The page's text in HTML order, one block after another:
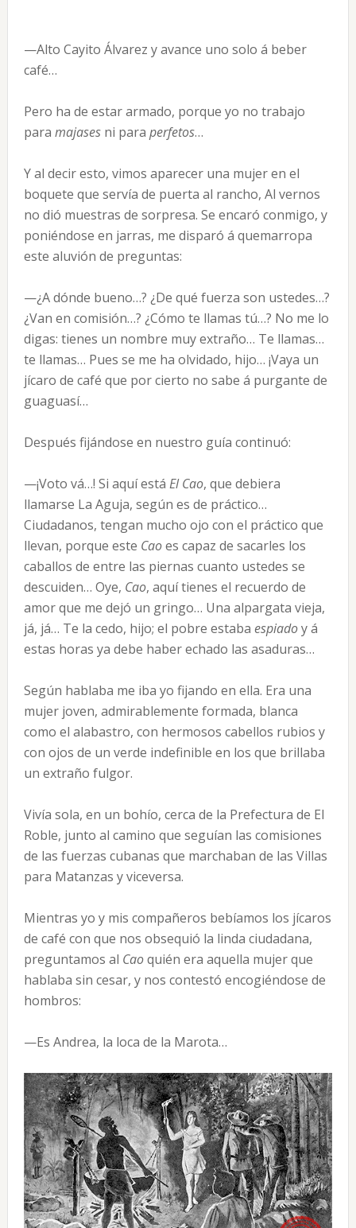
—Alto Cayito Álvarez y avance uno solo á beber
café…
Pero ha de estar armado, porque yo no trabajo
para majasesni para perfetos…
Y al decir esto, vimos aparecer una mujer en el
boquete que servía de puerta al rancho, Al vernos
no dió muestras de sorpresa. Se encaró conmigo, y
poniéndose en jarras, me disparó á quemarropa
este aluvión de preguntas:
—¿A dónde bueno…? ¿De qué fuerza son ustedes…?
¿Van en comisión…? ¿Cómo te llamas tú…? No me lo
digas: tienes un nombre muy extraño… Te llamas…
te llamas… Pues se me ha olvidado, hijo… ¡Vaya un
jícaro de café que por cierto no sabe á purgante de
guaguasí…
Después fijándose en nuestro guía continuó:
—¡Voto vá…! Si aquí está El Cao, que debiera
llamarse La Aguja, según es de práctico…
Ciudadanos, tengan mucho ojo con el práctico que
llevan, porque este Caoes capaz de sacarles los
caballos de entre las piernas cuanto ustedes se
descuiden… Oye, Cao, aquí tienes el recuerdo de
amor que me dejó un gringo… Una alpargata vieja,
já, já… Te la cedo, hijo; el pobre estaba espiadoy á
estas horas ya debe haber echado las asaduras…
Según hablaba me iba yo fijando en ella. Era una
mujer joven, admirablemente formada, blanca
como el alabastro, con hermosos cabellos rubios y
con ojos de un verde indefinible en los que brillaba
un extraño fulgor.
Vivía sola, en un bohío, cerca de la Prefectura de El
Roble, junto al camino que seguían las comisiones
de las fuerzas cubanas que marchaban de las Villas
para Matanzas y viceversa.
Mientras yo y mis compañeros bebíamos los jícaros
de café con que nos obsequió la linda ciudadana,
preguntamos al Caoquién era aquella mujer que
hablaba sin cesar, y nos contestó encogiéndose de
hombros:
—Es Andrea, la loca de la Marota…